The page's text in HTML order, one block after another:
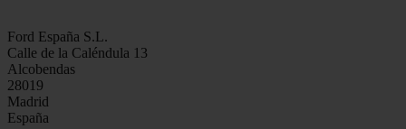
Ford España S.L.
Calle de la Caléndula 13
Alcobendas
28019
Madrid
España